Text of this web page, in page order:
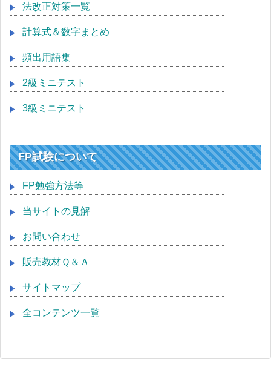
法改正対策一覧
計算式＆数字まとめ
頻出用語集
2級ミニテスト
3級ミニテスト
FP試験について
FP勉強方法等
当サイトの見解
お問い合わせ
販売教材Ｑ＆Ａ
サイトマップ
全コンテンツ一覧